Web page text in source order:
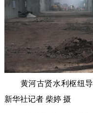
黄河古贤水利枢纽导
新华社记者 柴婷 摄